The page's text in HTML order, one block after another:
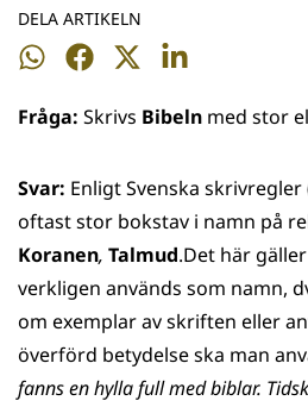
DELA ARTIKELN
Dela
WhatsApp
Dela
Facebook
Dela
Twitter
Dela
LinkedIn
Fråga: Skrivs Bibeln med stor
Svar: Enligt Svenska
oftast stor bokstav i namn på
Koranen, Talmud.Det här
verkligen används som namn,
om exemplar av skriften eller
överförd betydelse ska man
fanns en hylla full med biblar.